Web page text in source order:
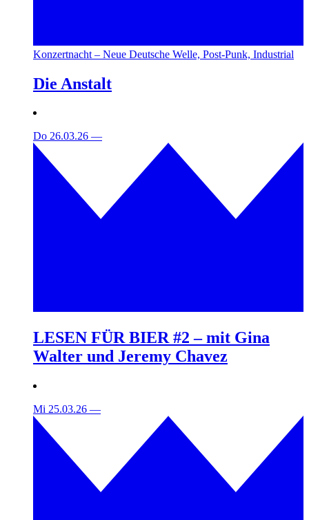
Konzertnacht – Neue Deutsche Welle, Post-Punk, Industrial
Die Anstalt
Do 26.03.26 —
LESEN FÜR BIER #2 – mit Gina
Walter und Jeremy Chavez
Mi 25.03.26 —